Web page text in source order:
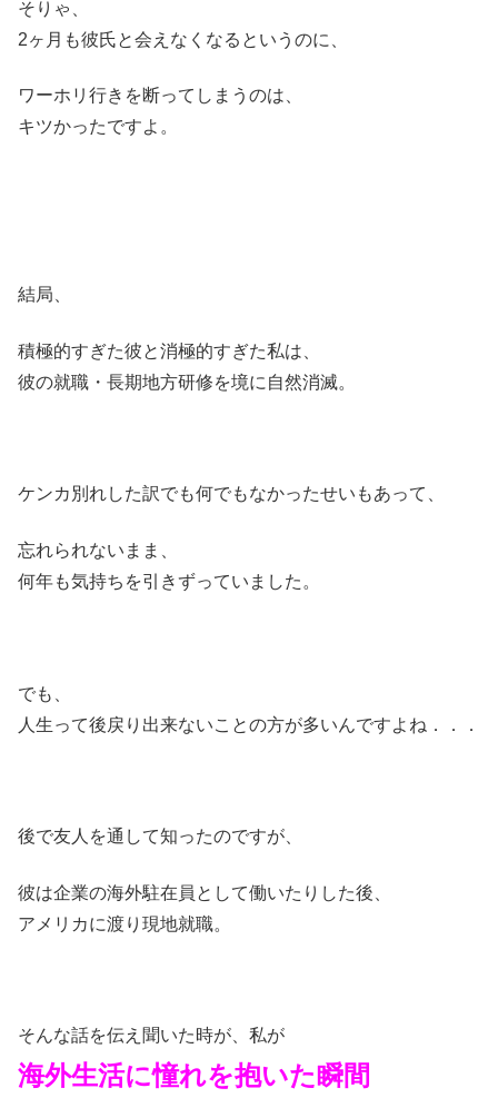
そりゃ、
2ヶ月も彼氏と会えなくなるというのに、
ワーホリ行きを断ってしまうのは、
キツかったですよ。
結局、
積極的すぎた彼と消極的すぎた私は、
彼の就職・長期地方研修を境に自然消滅。
ケンカ別れした訳でも何でもなかったせいもあって、
忘れられないまま、
何年も気持ちを引きずっていました。
でも、
人生って後戻り出来ないことの方が多いんですよね．．．
後で友人を通して知ったのですが、
彼は企業の海外駐在員として働いたりした後、
アメリカに渡り現地就職。
そんな話を伝え聞いた時が、私が
海外生活に憧れを抱いた瞬間